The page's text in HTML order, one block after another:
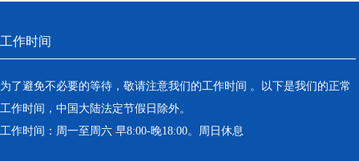
工作时间
为了避免不必要的等待，敬请注意我们的工作时间 。以下是我们的正常
工作时间，中国大陆法定节假日除外。
工作时间：周一至周六 早8:00-晚18:00。周日休息